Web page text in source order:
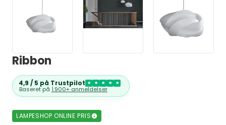
Ribbon
4,9 / 5 på Trustpilot ★ ★ ★ ★ ★
Baseret på 1.900+ anmeldelser
LAMPESHOP ONLINE PRIS